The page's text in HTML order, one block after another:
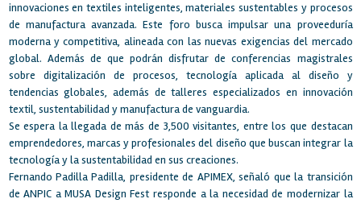
innovaciones en textiles inteligentes, materiales sustentables y procesos
de manufactura avanzada. Este foro busca impulsar una proveeduría
moderna y competitiva, alineada con las nuevas exigencias del mercado
global. Además de que podrán disfrutar de conferencias magistrales
sobre digitalización de procesos, tecnología aplicada al diseño y
tendencias globales, además de talleres especializados en innovación
textil, sustentabilidad y manufactura de vanguardia.
Se espera la llegada de más de 3,500 visitantes, entre los que destacan
emprendedores, marcas y profesionales del diseño que buscan integrar la
tecnología y la sustentabilidad en sus creaciones.
Fernando Padilla Padilla, presidente de APIMEX, señaló que la transición
de ANPIC a MUSA Design Fest responde a la necesidad de modernizar la